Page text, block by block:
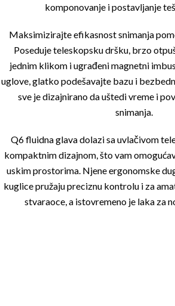
komponovanje i postavljanje
Maksimizirajte efikasnost snimanja
Poseduje teleskopsku dršku, brzo
jednim klikom i ugrađeni magnetni
uglove, glatko podešavajte bazu i
sve je dizajnirano da uštedi vreme i
snimanja.
Q6 fluidna glava dolazi sa uvlačivom
kompaktnim dizajnom, što vam
uskim prostorima. Njene ergonomske
kuglice pružaju preciznu kontrolu i za
stvaraoce, a istovremeno je laka za